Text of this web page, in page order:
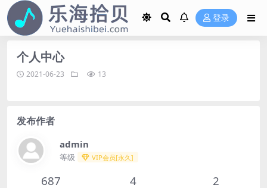
登录
个人中心
2021-06-23 13
发布作者
admin
等级 VIP会员[永久]
687 4 2